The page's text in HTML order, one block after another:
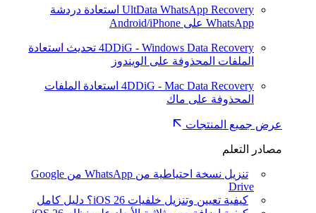
UltData WhatsApp Recovery استعادة دردشة
WhatsApp على Android/iPhone
4DDiG - Windows Data Recovery تحديث استعادة
الملفات المحذوفة على الويندوز
4DDiG - Mac Data Recovery استعادة الملفات
المحذوفة على ماك
عرض جميع المنتجات
مصادر التعلم
تنزيل نسخة احتياطية من WhatsApp من Google
Drive
كيفية تعيين وتنزيل خلفيات iOS 26؟ دليل كامل